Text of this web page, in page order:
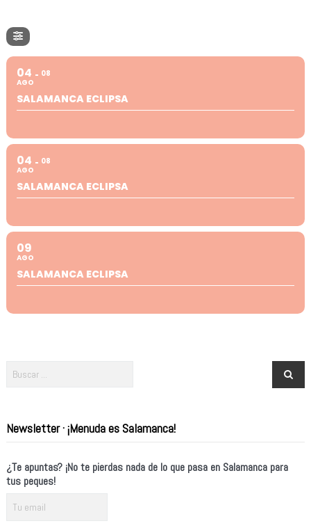
04
AGO
08
SALAMANCA ECLIPSA
04
AGO
08
SALAMANCA ECLIPSA
09
AGO
SALAMANCA ECLIPSA
Newsletter · ¡Menuda es Salamanca!
¿Te apuntas? ¡No te pierdas nada de lo que pasa en Salamanca para
tus peques!